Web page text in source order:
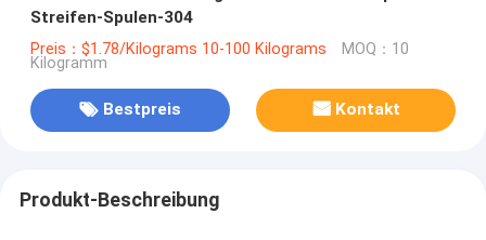
Streifen-Spulen-304
Preis：$1.78/Kilograms 10-100 Kilograms MOQ：10
Kilogramm
Bestpreis Kontakt
Produkt-Beschreibung